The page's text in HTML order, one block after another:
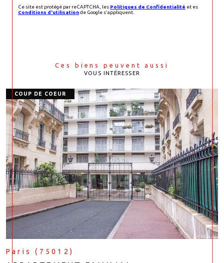
Ce site est protégé par reCAPTCHA, les Politiques de Confidentialité et es
Conditions d'utilisationde Google s'appliquent.
Ces biens peuvent aussi
VOUS INTÉRESSER
COUP DE COEUR
Paris (75012)